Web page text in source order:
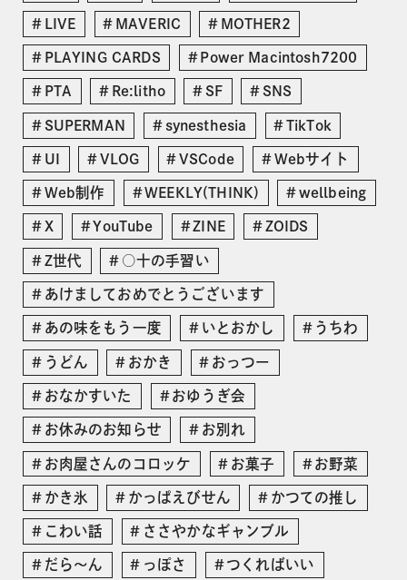
LIVE MAVERIC MOTHER2
PLAYING CARDS Power Macintosh7200
PTA Re:litho SF SNS
SUPERMAN synesthesia TikTok
UI VLOG VSCode Webサイト
Web制作 WEEKLY(THINK) wellbeing
X YouTube ZINE ZOIDS
Z世代 ○十の手習い
あけましておめでとうございます
あの味をもう一度 いとおかし うちわ
うどん おかき おっつー
おなかすいた おゆうぎ会
お休みのお知らせ お別れ
お肉屋さんのコロッケ お菓子 お野菜
かき氷 かっぱえびせん かつての推し
こわい話 ささやかなギャンブル
だら〜ん っぽさ つくればいい